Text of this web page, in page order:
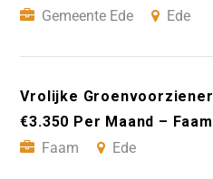
Gemeente Ede
Ede
Vrolijke Groenvoorziener
€3.350 Per Maand –
Faam
Ede